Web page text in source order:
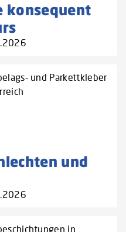
konsequent
und Parkettkleber
und
in